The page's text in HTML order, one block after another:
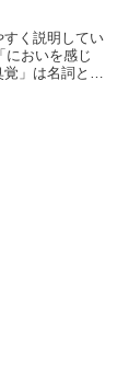
すく説明してい
においを感じ
」は名詞とし